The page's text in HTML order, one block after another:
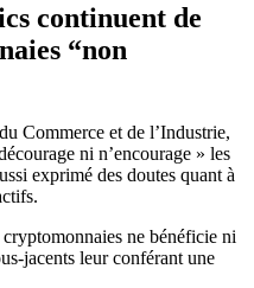
continuent de
“non
Commerce et de l’Industrie,
ni n’encourage » les
exprimé des doutes quant à
ne bénéficie ni
jacents leur conférant une